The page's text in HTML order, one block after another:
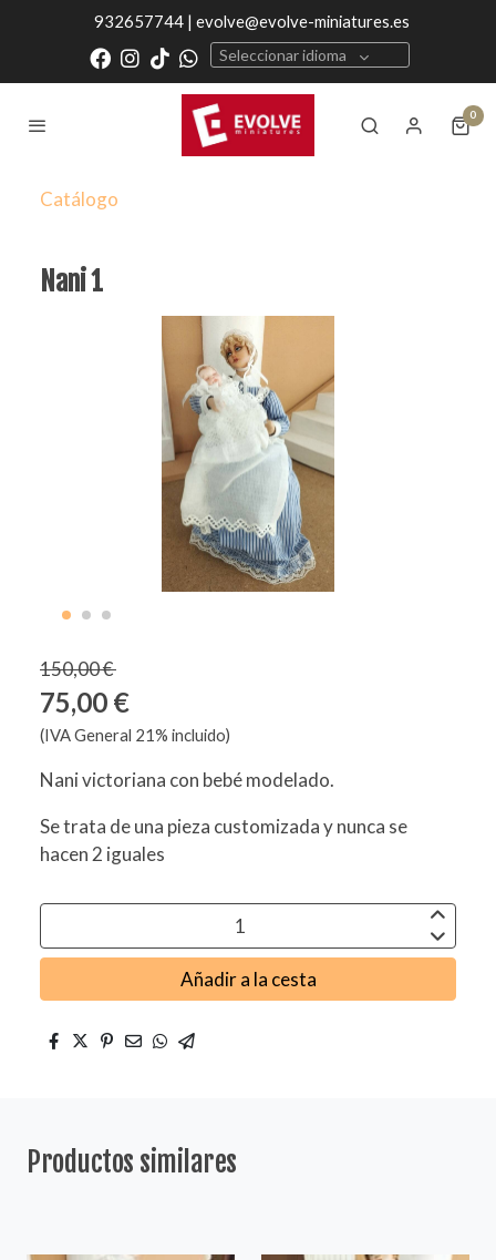
932657744 | evolve@evolve-miniatures.es
Seleccionar idioma
0
Catálogo
Nani 1
150,00 €
75,00 €
(IVA General 21% incluido)
Nani victoriana con bebé modelado.
Se trata de una pieza customizada y nunca se
hacen 2 iguales
Añadir a la cesta
Productos similares